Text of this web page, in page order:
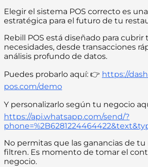
Elegir el sistema POS correcto es
estratégica para el futuro de tu
Rebill POS está diseñado para cubrir
necesidades, desde transacciones
análisis profundo de datos.
Puedes probarlo aquí: 👉 https://
pos.com/demo
Y personalizarlo según tu negocio
https://api.whatsapp.com/send/?
No permitas que las ganancias de tu
filtren. Es momento de tomar el
negocio.